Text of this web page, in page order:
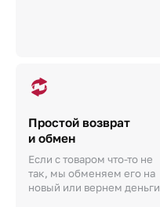
Простой возврат
и обмен
Если с товаром что-то не
так, мы обменяем его на
новый или вернем деньги